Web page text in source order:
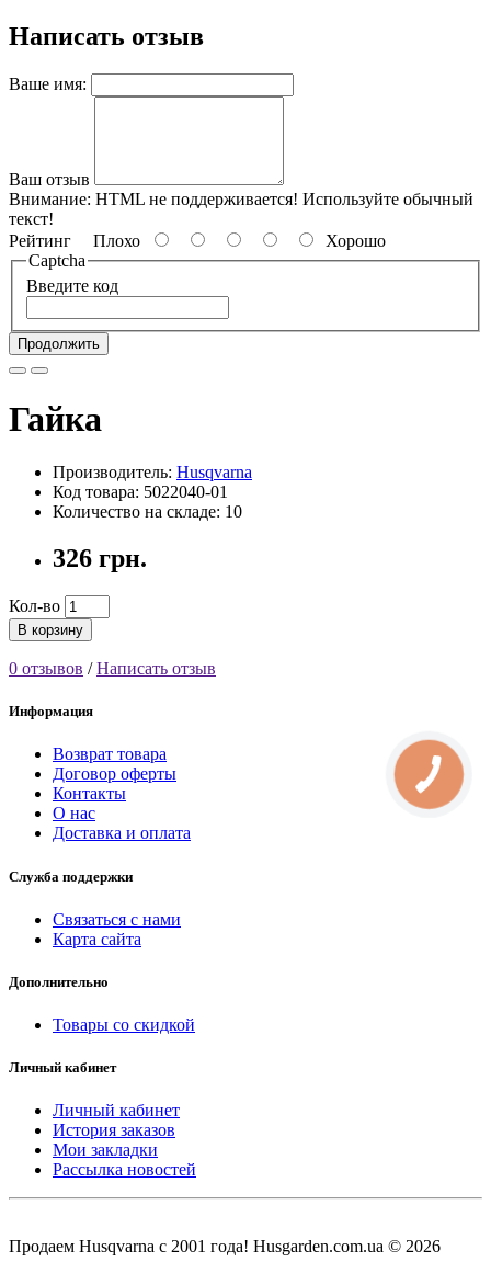
Написать отзыв
Ваше имя:
Ваш отзыв
Внимание: HTML не поддерживается! Используйте обычный
текст!
Рейтинг Плохо
Хорошо
Captcha
Введите код
Продолжить
Гайка
Производитель: Husqvarna
Код товара: 5022040-01
Количество на складе: 10
326 грн.
Кол-во
В корзину
0 отзывов /Написать отзыв
Информация
Возврат товара
Договор оферты
Контакты
О нас
Доставка и оплата
Служба поддержки
Связаться с нами
Карта сайта
Дополнительно
Товары со скидкой
Личный кабинет
Личный кабинет
История заказов
Мои закладки
Рассылка новостей
Продаем Нusqvarna c 2001 года! Husgarden.com.ua © 2026